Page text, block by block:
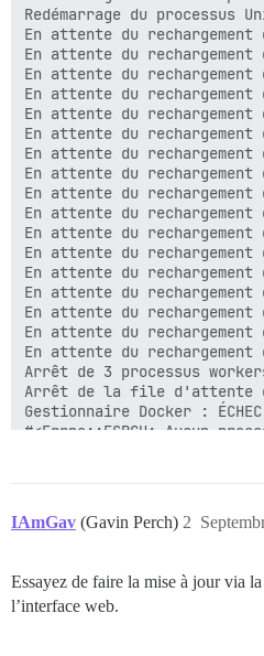
IAmGav (Gavin Perch) 2
Essayez de faire la mise à jour via
l’interface web.